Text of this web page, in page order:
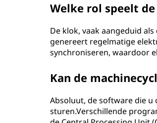
Welke rol speelt
De klok, vaak aangeduid
genereert regelmatige
synchroniseren, waardoor
Kan de
Absoluut, de software die
sturen.Verschillende